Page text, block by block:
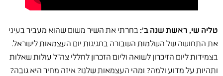
טליה שי, ראשת שנה ב': בחרתי את השיר משום שהוא מעביר בעיני
את התחושה של השלמות השבורה בחגיגות יום העצמאות לישראל.
בצמידות ליום הזיכרון לשואה וליום הזכרון לחללי צה"ל עולות שאלות
ותהיות על מדוע ולמה? ומהי העצמאות שלנו? איזה מחיר היא גובה?